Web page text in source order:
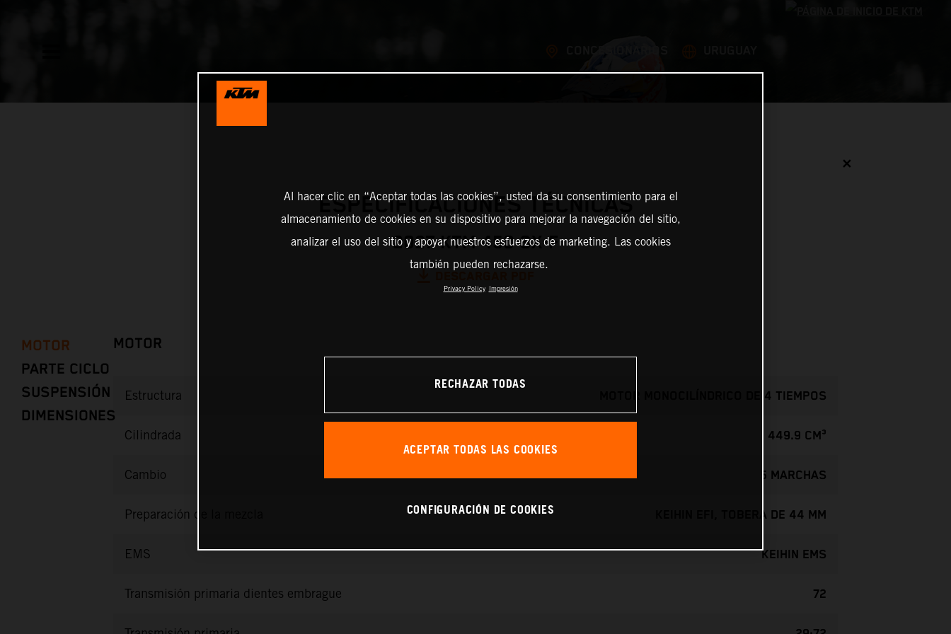
✕
ESPECIFICACIONES TÉCNICAS
2027 KTM 450 SX-F
MOTOR
PARTE CICLO
SUSPENSIÓN
DIMENSIONES
MOTOR
Estructura MOTOR MONOCILÍNDRICO DE 4 TIEMPOS
Cilindrada 449.9 CM³
Cambio 5 MARCHAS
Preparación de la mezcla KEIHIN EFI, TOBERA DE 44 MM
EMS KEIHIN EMS
Transmisión primaria dientes embrague 72
Al hacer clic en “Aceptar todas las cookies”, usted da su consentimiento para el
almacenamiento de cookies en su dispositivo para mejorar la navegación del sitio,
analizar el uso del sitio y apoyar nuestros esfuerzos de marketing. Las cookies
también pueden rechazarse.
Privacy Policy Impresión
RECHAZAR TODAS
ACEPTAR TODAS LAS COOKIES
CONFIGURACIÓN DE COOKIES